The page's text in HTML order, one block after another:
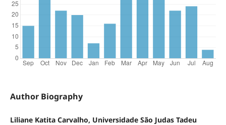
Author Biography
Liliane Katita Carvalho, Universidade São Judas Tadeu